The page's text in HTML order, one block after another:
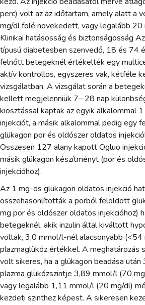
perc) volt az az időtartam, amely alatt a
mg/dl fölé növekedett, vagy legalább
Klinikai hatásosság és biztonságosság
típusú diabetesben szenvedő, 18 és 74
felnőtt betegeknél értékelték egy
aktív kontrollos, egyszeres vak, kétféle
vizsgálatban. A vizsgálat során a
kellett megjelenniük 7– 28 nap
kiosztással kaptak az egyik alkalommal
injekciót, a másik alkalommal pedig egy
glükagon por és oldószer oldatos
Összesen 127 alany kapott Ogluo
másik glükagon készítményt (por és
injekcióhoz).
Az 1 mg-os glükagon oldatos injekció
összehasonlították a porból feloldott
mg por és oldószer oldatos injekcióhoz)
betegeknél, akik inzulin által kiváltott
voltak, 3,0 mmol/l-nél alacsonyabb (<54
plazmaglükóz értékkel. A meghatározás
volt sikeres, ha a glükagon beadása után
plazma glükózszintje 3,89 mmol/l (70
vagy legalább 1,11 mmol/l (20 mg/dl)
kezdeti szinthez képest. A sikeresen